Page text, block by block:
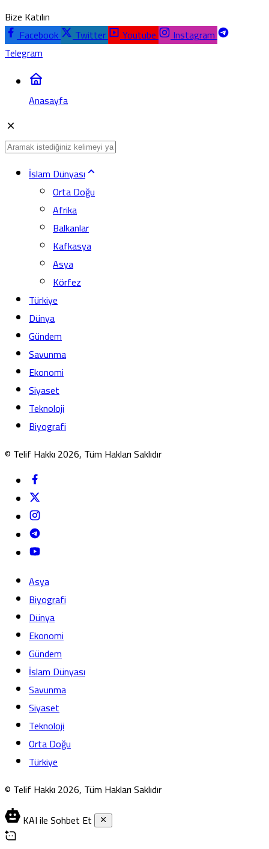
Bize Katılın
Facebook
Twitter Youtube
Instagram
Telegram
Anasayfa
İslam Dünyası
Orta Doğu
Afrika
Balkanlar
Kafkasya
Asya
Körfez
Türkiye
Dünya
Gündem
Savunma
Ekonomi
Siyaset
Teknoloji
Biyografi
© Telif Hakkı 2026, Tüm Hakları Saklıdır
Asya
Biyografi
Dünya
Ekonomi
Gündem
İslam Dünyası
Savunma
Siyaset
Teknoloji
Orta Doğu
Türkiye
© Telif Hakkı 2026, Tüm Hakları Saklıdır
KAI ile Sohbet Et